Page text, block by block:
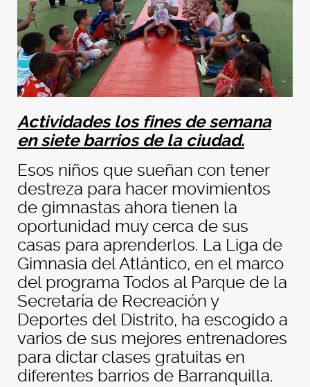
Actividades los fines de semana
en siete barrios de la ciudad.
Esos niños que sueñan con tener
destreza para hacer movimientos
de gimnastas ahora tienen la
oportunidad muy cerca de sus
casas para aprenderlos. La Liga de
Gimnasia del Atlántico, en el marco
del programa Todos al Parque de la
Secretaría de Recreación y
Deportes del Distrito, ha escogido a
varios de sus mejores entrenadores
para dictar clases gratuitas en
diferentes barrios de Barranquilla.